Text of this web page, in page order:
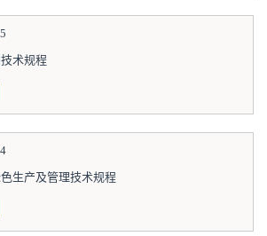
术规程
生产及管理技术规程